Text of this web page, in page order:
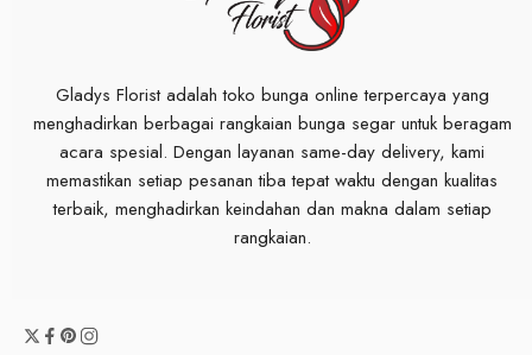
Gladys Florist adalah toko bunga online terpercaya yang
menghadirkan berbagai rangkaian bunga segar untuk beragam
acara spesial. Dengan layanan same-day delivery, kami
memastikan setiap pesanan tiba tepat waktu dengan kualitas
terbaik, menghadirkan keindahan dan makna dalam setiap
rangkaian.